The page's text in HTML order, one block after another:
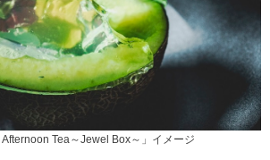
Afternoon Tea～Jewel Box～」イメージ